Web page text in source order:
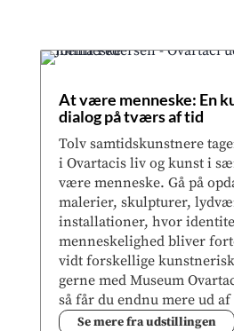
At være menneske: En
dialog på tværs af tid
Tolv samtidskunstnere
i Ovartacis liv og kunst i
være menneske. Gå på
malerier, skulpturer,
installationer, hvor
menneskelighed bliver
vidt forskellige
gerne med Museum
så får du endnu mere ud
Se mere fra udstillingen